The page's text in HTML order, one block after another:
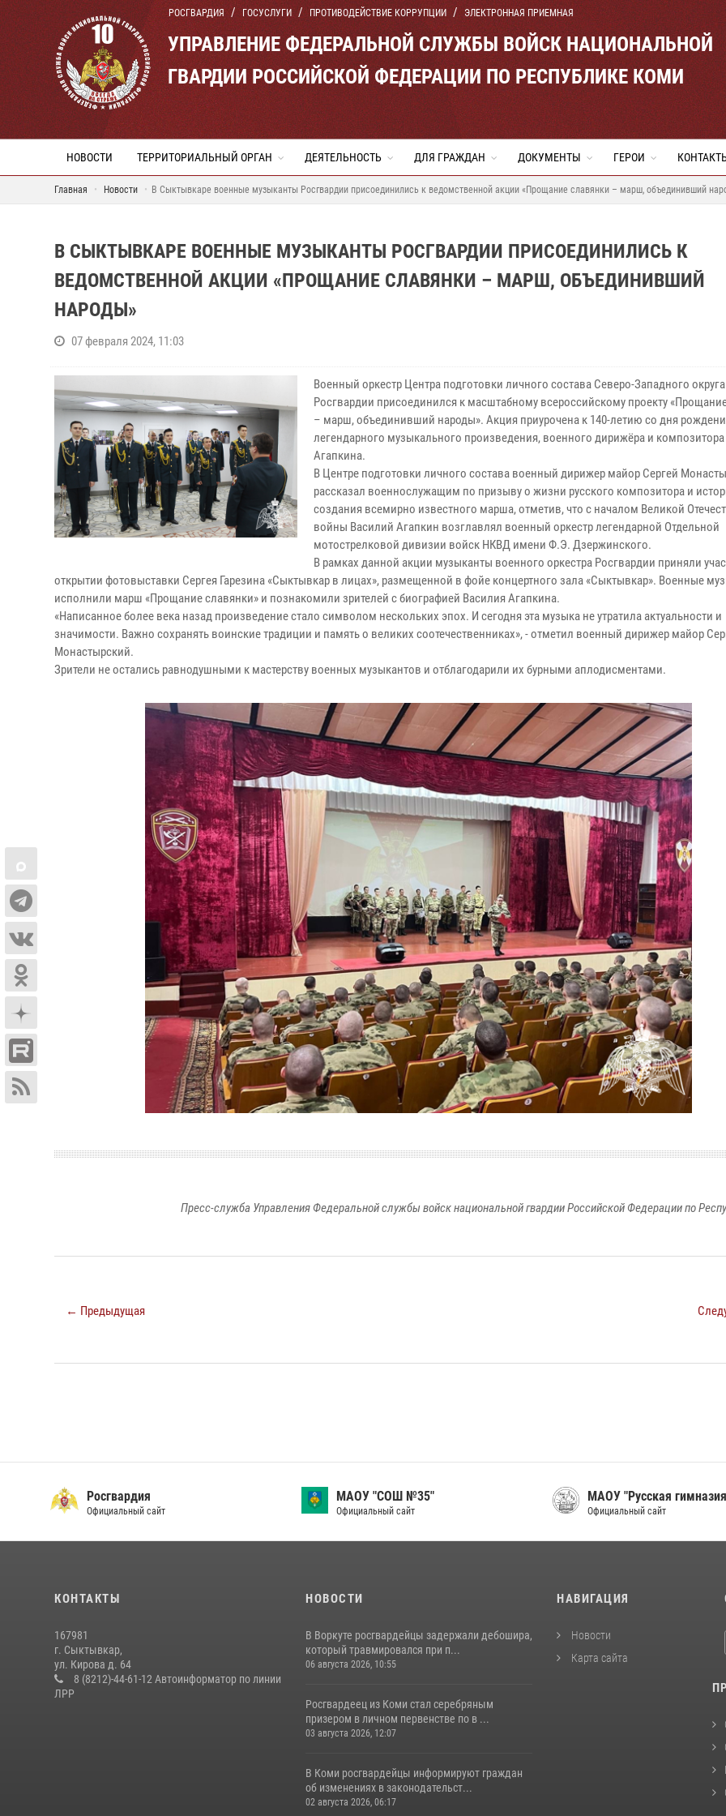
РОСГВАРДИЯ ГОСУСЛУГИ ПРОТИВОДЕЙСТВИЕ КОРРУПЦИИ ЭЛЕКТРОННАЯ ПРИЕМНАЯ
УПРАВЛЕНИЕ ФЕДЕРАЛЬНОЙ СЛУЖБЫ ВОЙСК НАЦИОНАЛЬНОЙ
ГВАРДИИ РОССИЙСКОЙ ФЕДЕРАЦИИ ПО РЕСПУБЛИКЕ КОМИ
НОВОСТИ ТЕРРИТОРИАЛЬНЫЙ ОРГАН ДЕЯТЕЛЬНОСТЬ ДЛЯ ГРАЖДАН ДОКУМЕНТЫ ГЕРОИ
Главная Новости В Сыктывкаре военные музыканты Росгвардии присоединились к ведомственной акции «Прощание славянки – марш, объединивший
В СЫКТЫВКАРЕ ВОЕННЫЕ МУЗЫКАНТЫ РОСГВАРДИИ ПРИСОЕДИНИЛИСЬ К
ВЕДОМСТВЕННОЙ АКЦИИ «ПРОЩАНИЕ СЛАВЯНКИ – МАРШ, ОБЪЕДИНИВШИЙ
НАРОДЫ»
07 февраля 2024, 11:03
Военный оркестр Центра подготовки личного состава Северо-Западного округа
Росгвардии присоединился к масштабному всероссийскому проекту
– марш, объединивший народы». Акция приурочена к 140-летию со дня
легендарного музыкального произведения, военного дирижёра и
Агапкина.
В Центре подготовки личного состава военный дирижер майор Сергей
рассказал военнослужащим по призыву о жизни русского композитора и
создания всемирно известного марша, отметив, что с началом Великой
войны Василий Агапкин возглавлял военный оркестр легендарной Отдельной
мотострелковой дивизии войск НКВД имени Ф.Э. Дзержинского.
В рамках данной акции музыканты военного оркестра Росгвардии приняли
открытии фотовыставки Сергея Гарезина «Сыктывкар в лицах», размещенной в фойе концертного зала «Сыктывкар». Военные
исполнили марш «Прощание славянки» и познакомили зрителей с биографией Василия Агапкина.
«Написанное более века назад произведение стало символом нескольких эпох. И сегодня эта музыка не утратила актуальности и
значимости. Важно сохранять воинские традиции и память о великих соотечественниках», - отметил военный дирижер майор
Монастырский.
Зрители не остались равнодушными к мастерству военных музыкантов и отблагодарили их бурными аплодисментами.
Пресс-служба Управления Федеральной службы войск национальной гвардии Российской Федерации по
← Предыдущая
Росгвардия
Официальный сайт
МАОУ "СОШ №35"
Официальный сайт
МАОУ "Русская
Официальный сайт
КОНТАКТЫ
167981
г. Сыктывкар,
ул. Кирова д. 64
8 (8212)-44-61-12 Автоинформатор по линии
ЛРР
НОВОСТИ
В Воркуте росгвардейцы задержали дебошира,
который травмировался при п...
06 августа 2026, 10:55
Росгвардеец из Коми стал серебряным
призером в личном первенстве по в ...
03 августа 2026, 12:07
В Коми росгвардейцы информируют граждан
об изменениях в законодательст...
02 августа 2026, 06:17
НАВИГАЦИЯ
Новости
Карта сайта